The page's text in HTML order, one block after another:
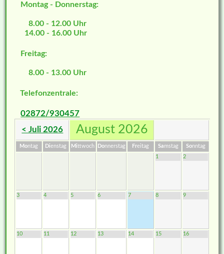
Montag - Donnerstag:
8.00 - 12.00 Uhr
14.00 - 16.00 Uhr
Freitag:
8.00 - 13.00 Uhr
Telefonzentrale:
02872/930457
< Juli 2026 August 2026
Montag Dienstag Mittwoch Donnerstag Freitag Samstag Sonntag
1
2
3 4 5 6 7 8 9
10 11 12 13 14 15 16